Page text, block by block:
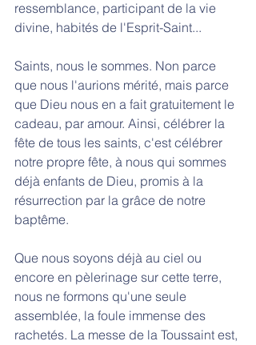
ressemblance, participant de la vie
divine, habités de l'Esprit-Saint...
Saints, nous le sommes. Non parce
que nous l'aurions mérité, mais parce
que Dieu nous en a fait gratuitement le
cadeau, par amour. Ainsi, célébrer la
fête de tous les saints, c'est célébrer
notre propre fête, à nous qui sommes
déjà enfants de Dieu, promis à la
résurrection par la grâce de notre
baptême.
Que nous soyons déjà au ciel ou
encore en pèlerinage sur cette terre,
nous ne formons qu'une seule
assemblée, la foule immense des
rachetés. La messe de la Toussaint est,